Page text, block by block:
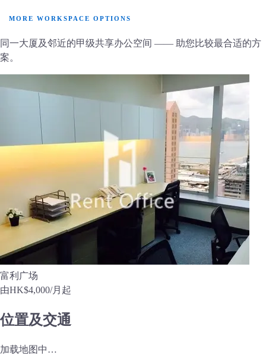
MORE WORKSPACE OPTIONS
同一大厦及邻近的甲级共享办公空间 —— 助您比较最合适的方
案。
富利广场
由HK$4,000/月起
位置及交通
加载地图中…